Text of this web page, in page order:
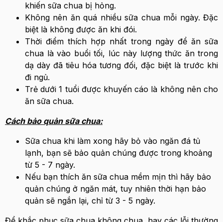
khiến sữa chua bị hỏng.
Không nên ăn quá nhiều sữa chua mỗi ngày. Đặc
biệt là không được ăn khi đói.
Thời điểm thích hợp nhất trong ngày để ăn sữa
chua là vào buổi tối, lúc này lượng thức ăn trong
dạ dày đã tiêu hóa tương đối, đặc biệt là trước khi
đi ngủ.
Trẻ dưới 1 tuổi được khuyến cáo là không nên cho
ăn sữa chua.
Cách bảo quản sữa chua:
Sữa chua khi làm xong hãy bỏ vào ngăn đá tủ
lạnh, bạn sẽ bảo quản chúng được trong khoảng
từ 5 - 7 ngày.
Nếu bạn thích ăn sữa chua mềm mịn thì hãy bảo
quản chúng ở ngăn mát, tuy nhiên thời hạn bảo
quản sẽ ngắn lại, chỉ từ 3 - 5 ngày.